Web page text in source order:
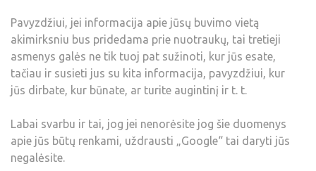
Pavyzdžiui, jei informacija apie jūsų buvimo vietą
akimirksniu bus pridedama prie nuotraukų, tai tretieji
asmenys galės ne tik tuoj pat sužinoti, kur jūs esate,
tačiau ir susieti jus su kita informacija, pavyzdžiui, kur
jūs dirbate, kur būnate, ar turite augintinį ir t. t.
Labai svarbu ir tai, jog jei nenorėsite jog šie duomenys
apie jūs būtų renkami, uždrausti „Google“ tai daryti jūs
negalėsite.